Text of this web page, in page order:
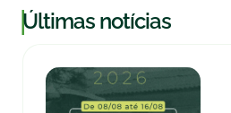
|Últimas notícias